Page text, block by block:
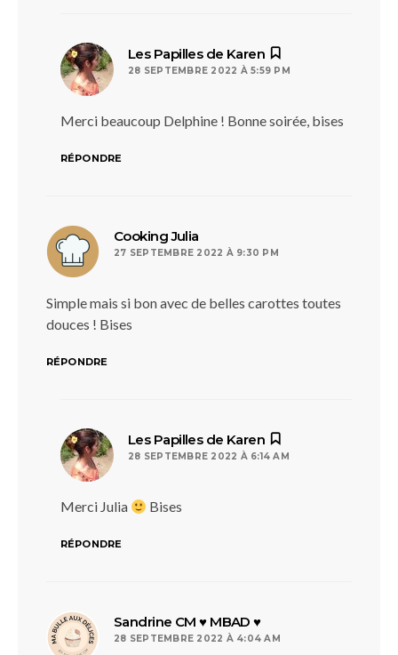
Les Papilles de Karen
28 SEPTEMBRE 2022 À 5:59 PM
Merci beaucoup Delphine ! Bonne soirée, bises
RÉPONDRE
Cooking Julia
27 SEPTEMBRE 2022 À 9:30 PM
Simple mais si bon avec de belles carottes toutes
douces ! Bises
RÉPONDRE
Les Papilles de Karen
28 SEPTEMBRE 2022 À 6:14 AM
Merci Julia Bises
RÉPONDRE
Sandrine CM ♥ MBAD ♥dit :
28 SEPTEMBRE 2022 À 4:04 AM